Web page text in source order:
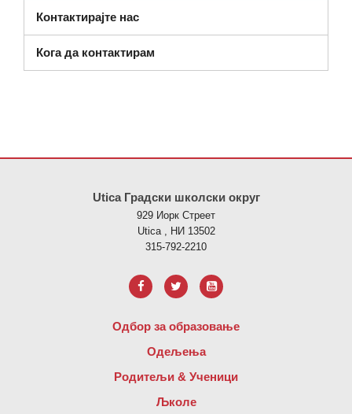
Контактирајте нас
Кога да контактирам
Utica Градски школски округ
929 Иорк Стреет
Utica , НИ 13502
315-792-2210
Одбор за образовање
Одељења
Родитељи & Ученици
Љколе